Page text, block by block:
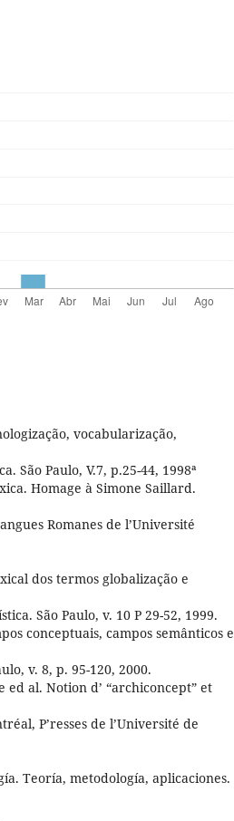
vocabularização,
São Paulo, V.7, p.25-44, 1998ª
Homage à Simone Saillard.
Romanes de l’Université
dos termos globalização e
São Paulo, v. 10 P 29-52, 1999.
conceptuais, campos semânticos e
v. 8, p. 95-120, 2000.
ed al. Notion d’ “archiconcept” et
P’resses de l’Université de
Teoría, metodología, aplicaciones.